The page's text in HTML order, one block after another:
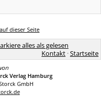
dieser Seite
alles als gelesen
Kontakt ·Startseite
Verlag Hamburg
GmbH